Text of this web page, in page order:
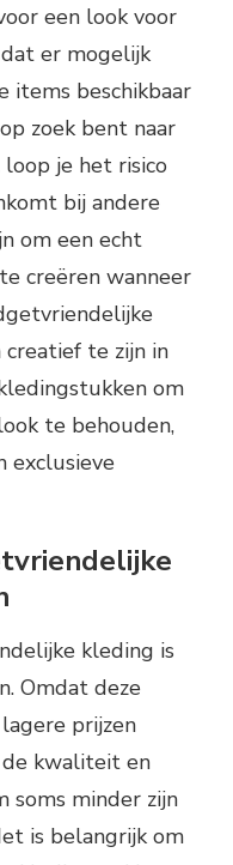
een look voor
er mogelijk
items beschikbaar
zoek bent naar
je het risico
bij andere
om een echt
creëren wanneer
te zijn in
om
te behouden,
exclusieve
kleding is
Omdat deze
prijzen
kwaliteit en
soms minder zijn
is belangrijk om